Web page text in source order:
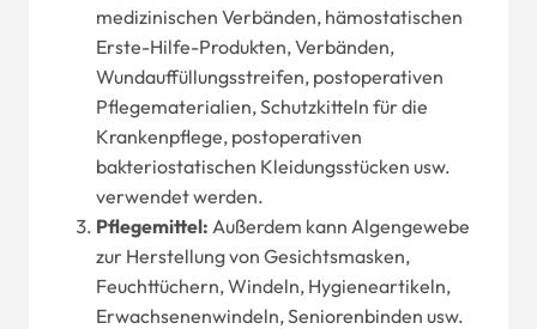
medizinischen Verbänden, hämostatischen
Erste-Hilfe-Produkten, Verbänden,
Wundauffüllungsstreifen, postoperativen
Pflegematerialien, Schutzkitteln für die
Krankenpflege, postoperativen
bakteriostatischen Kleidungsstücken usw.
verwendet werden.
Pflegemittel: Außerdem kann Algengewebe
zur Herstellung von Gesichtsmasken,
Feuchttüchern, Windeln, Hygieneartikeln,
Erwachsenenwindeln, Seniorenbinden usw.